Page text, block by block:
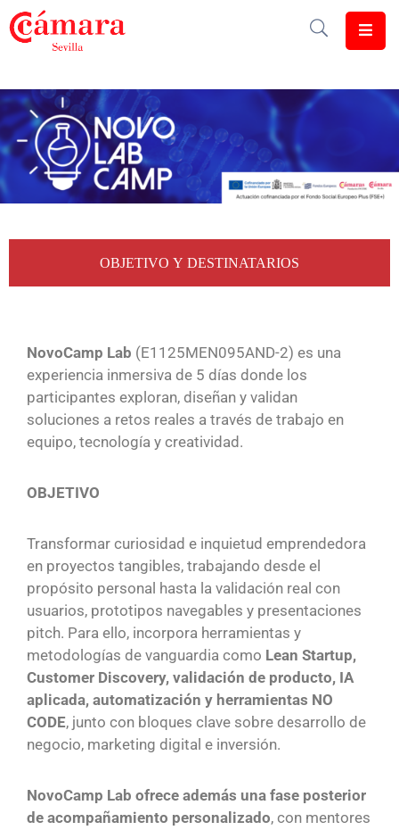
De
Comercio
Soluciones
Club
Jornadas
Tramitaciones
Programas
OBJETIVO Y DESTINATARIOS
NovoCamp Lab (E1125MEN095AND-2) es una
experiencia inmersiva de 5 días donde los
participantes exploran, diseñan y validan
soluciones a retos reales a través de trabajo en
equipo, tecnología y creatividad.
OBJETIVO
Transformar curiosidad e inquietud emprendedora
en proyectos tangibles, trabajando desde el
propósito personal hasta la validación real con
usuarios, prototipos navegables y presentaciones
pitch. Para ello, incorpora herramientas y
metodologías de vanguardia como Lean Startup,
Customer Discovery, validación de producto, IA
aplicada, automatización y herramientas NO
CODE, junto con bloques clave sobre desarrollo de
negocio, marketing digital e inversión.
NovoCamp Lab ofrece además una fase posterior
de acompañamiento personalizado, con mentores